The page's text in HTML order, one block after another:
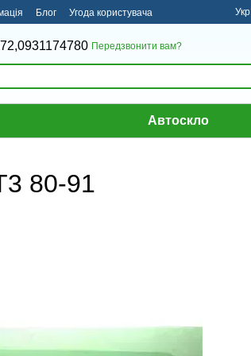
Блог Угода користувача Укр
0931174780 Передзвонити вам?
Автоскло
80-91